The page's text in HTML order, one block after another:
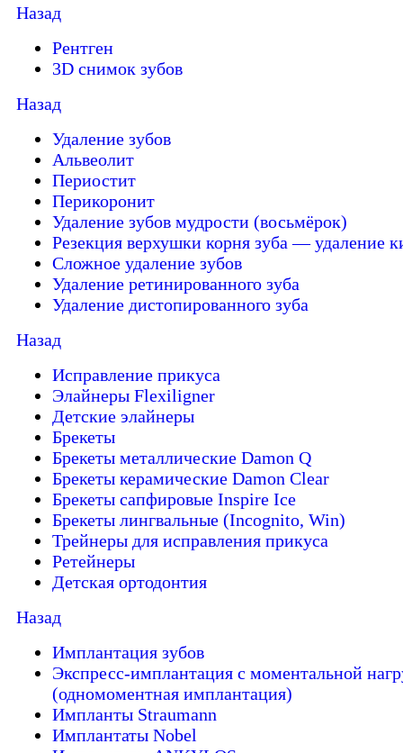
Назад
Рентген
3D снимок зубов
Назад
Удаление зубов
Альвеолит
Периостит
Перикоронит
Удаление зубов мудрости (восьмёрок)
Резекция верхушки корня зуба — удаление
Сложное удаление зубов
Удаление ретинированного зуба
Удаление дистопированного зуба
Назад
Исправление прикуса
Элайнеры Flexiligner
Детские элайнеры
Брекеты
Брекеты металлические Damon Q
Брекеты керамические Damon Clear
Брекеты сапфировые Inspire Ice
Брекеты лингвальные (Incognito, Win)
Трейнеры для исправления прикуса
Ретейнеры
Детская ортодонтия
Назад
Имплантация зубов
Экспресс-имплантация с моментальной
(одномоментная имплантация)
Импланты Straumann
Имплантаты Nobel